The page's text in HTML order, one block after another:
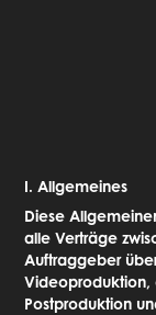
I. Allgemeines
Diese
alle Verträge
Auftraggeber
Videoproduktion,
Postproduktion